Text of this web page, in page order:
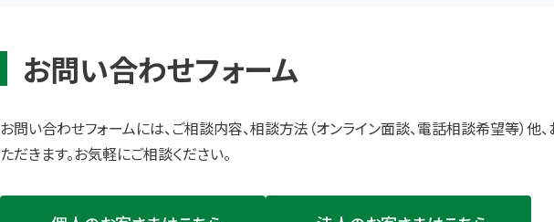
お問い合わせフォーム
お問い合わせフォームには、ご相談内容、相談方法（オンライン面談、電話相談希望等）
ただきます。お気軽にご相談ください。